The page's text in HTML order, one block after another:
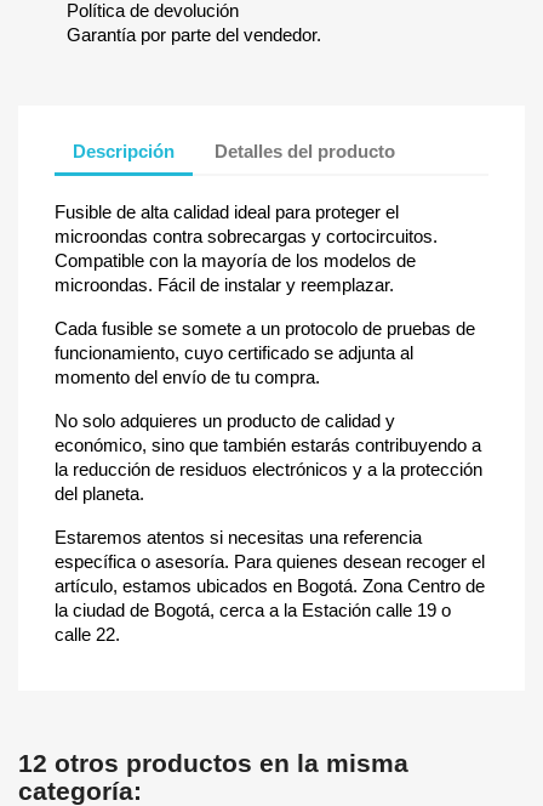
Política de devolución
Garantía por parte del vendedor.
Descripción Detalles del producto
Fusible de alta calidad ideal para proteger el
microondas contra sobrecargas y cortocircuitos.
Compatible con la mayoría de los modelos de
microondas. Fácil de instalar y reemplazar.
Cada fusible se somete a un protocolo de pruebas de
funcionamiento, cuyo certificado se adjunta al
momento del envío de tu compra.
No solo adquieres un producto de calidad y
económico, sino que también estarás contribuyendo a
la reducción de residuos electrónicos y a la protección
del planeta.
Estaremos atentos si necesitas una referencia
específica o asesoría. Para quienes desean recoger el
artículo, estamos ubicados en Bogotá. Zona Centro de
la ciudad de Bogotá, cerca a la Estación calle 19 o
calle 22.
12 otros productos en la misma
categoría: